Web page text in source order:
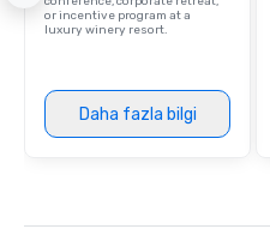
or incentive program at a
luxury winery resort.
Daha fazla bilgi